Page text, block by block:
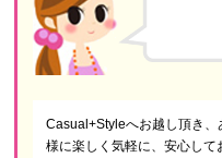
Casual+Styleへお越し頂き、
様に楽しく気軽に、安心して